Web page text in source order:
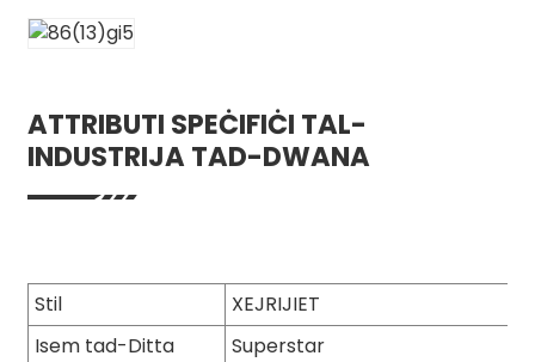
ATTRIBUTI SPEĊIFIĊI TAL-
INDUSTRIJA TAD-DWANA
Stil
XEJRIJIET
Isem tad-Ditta
Superstar